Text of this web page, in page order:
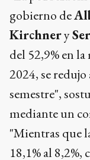
gobierno de
Kirchnery
del 52,9% en
2024, se
semestre",
mediante un
"Mientras que
18,1% al